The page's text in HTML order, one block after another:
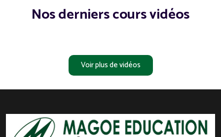
Nos derniers cours vidéos
Voir plus de vidéos